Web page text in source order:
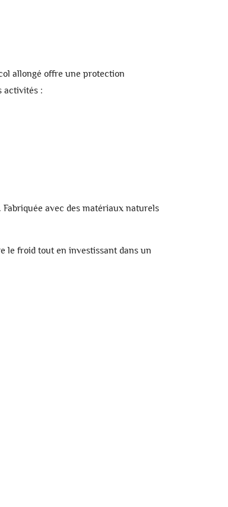
allongé offre une protection
activités :
. Fabriquée avec des matériaux naturels
le froid tout en investissant dans un